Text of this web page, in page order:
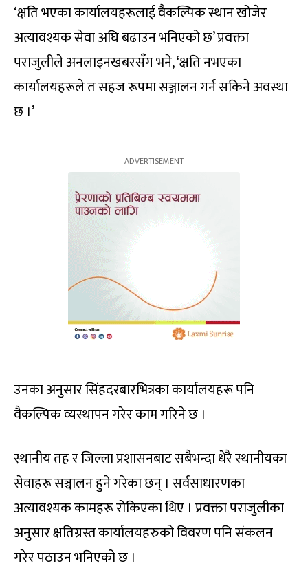
‘क्षति भएका कार्यालयहरूलाई वैकल्पिक स्थान खोजेर
अत्यावश्यक सेवा अघि बढाउन भनिएको छ’ प्रवक्ता
पराजुलीले अनलाइनखबरसँग भने, ‘क्षति नभएका
कार्यालयहरूले त सहज रूपमा सञ्जालन गर्न सकिने अवस्था
छ ।’
उनका अनुसार सिंहदरबारभित्रका कार्यालयहरू पनि
वैकल्पिक व्यस्थापन गरेर काम गरिने छ ।
स्थानीय तह र जिल्ला प्रशासनबाट सबैभन्दा धेरै स्थानीयका
सेवाहरू सञ्चालन हुने गरेका छन् । सर्वसाधारणका
अत्यावश्यक कामहरू रोकिएका थिए । प्रवक्ता पराजुलीका
अनुसार क्षतिग्रस्त कार्यालयहरुको विवरण पनि संकलन
गरेर पठाउन भनिएको छ ।